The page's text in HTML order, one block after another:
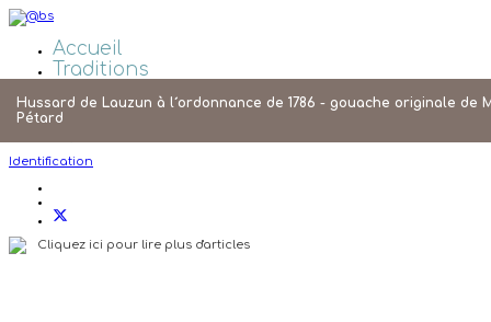
Accueil
Traditions
Galeries Photos
Liens
Identification
Cliquez ici pour lire plus d'articles
Hussard de Lauzun à l´ordonnance de 1786 - gouache originale de
Pétard